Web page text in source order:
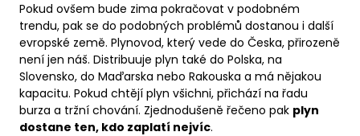
Pokud ovšem bude zima pokračovat v podobném
trendu, pak se do podobných problémů dostanou i další
evropské země. Plynovod, který vede do Česka, přirozeně
není jen náš. Distribuuje plyn také do Polska, na
Slovensko, do Maďarska nebo Rakouska a má nějakou
kapacitu. Pokud chtějí plyn všichni, přichází na řadu
burza a tržní chování. Zjednodušeně řečeno pak plyn
dostane ten, kdo zaplatí nejvíc.